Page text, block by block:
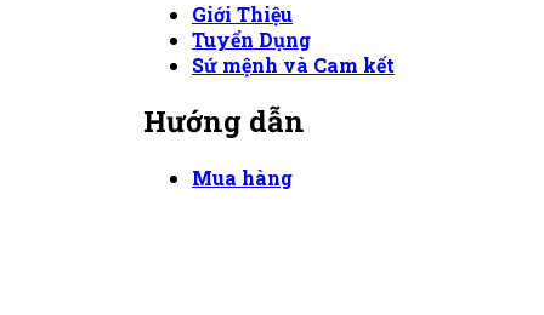
Giới Thiệu
Tuyển Dụng
Sứ mệnh và Cam kết
Hướng dẫn
Mua hàng